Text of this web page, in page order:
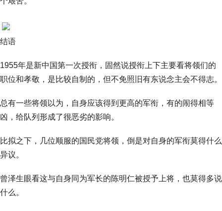
结语
1955年是新中国第一次授衔，固然说授衔上下主要看将领们的
职位和孝敬，是比较自制的，但不免照旧有东说念主会不得志。
总有一些将领以为，自身应该得到更高的军衔，有的闹得相等
凶，给队列形成了很恶劣的影响。
比拟之下，几位顺服的国民党将领，倒是对自身的军衔莫得什么
异议。
曾泽生眼看这与自身同为军长的陈明仁被授予上将，也莫得多说
什么。